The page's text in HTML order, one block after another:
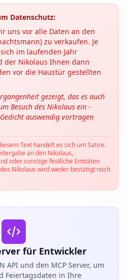
Datenschutz:
uns vor alle Daten an den
zu verkaufen. Je
im laufenden Jahr
der Nikolaus Ihnen dann
vor die Haustür gestellten
gezeigt, das es auch
Besuch des Nikolaus ein -
auswendig vortragen
Text handelt es sich um Satire.
an den Nikolaus,
oder sonstige festliche Entitäten
Nikolaus wird weder bestätigt noch
für Entwickler
API und den MCP Server, um
Feiertagsdaten in Ihre